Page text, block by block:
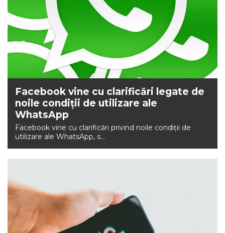
Facebook vine cu clarificări legate de
noile condiţii de utilizare ale
WhatsApp
Facebook vine cu clarificări privind noile condiţii de
utilizare ale WhatsApp, s...